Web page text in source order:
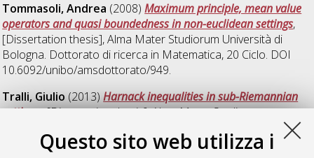
Questo sito web utilizza i
Tommasoli, Andrea (2008)Maximum principle, mean value
operators and quasi boundedness in non-euclidean settings,
[Dissertation thesis], Alma Mater Studiorum Università di
Bologna. Dottorato di ricerca in Matematica, 20 Ciclo. DOI
10.6092/unibo/amsdottorato/949.
Tralli, Giulio (2013)Harnack inequalities in sub-Riemannian
settings, [Dissertation thesis], Alma Mater Studiorum
Matematica, 25
Ciclo. DOI 10.6092/unibo/amsdottorato/5702.